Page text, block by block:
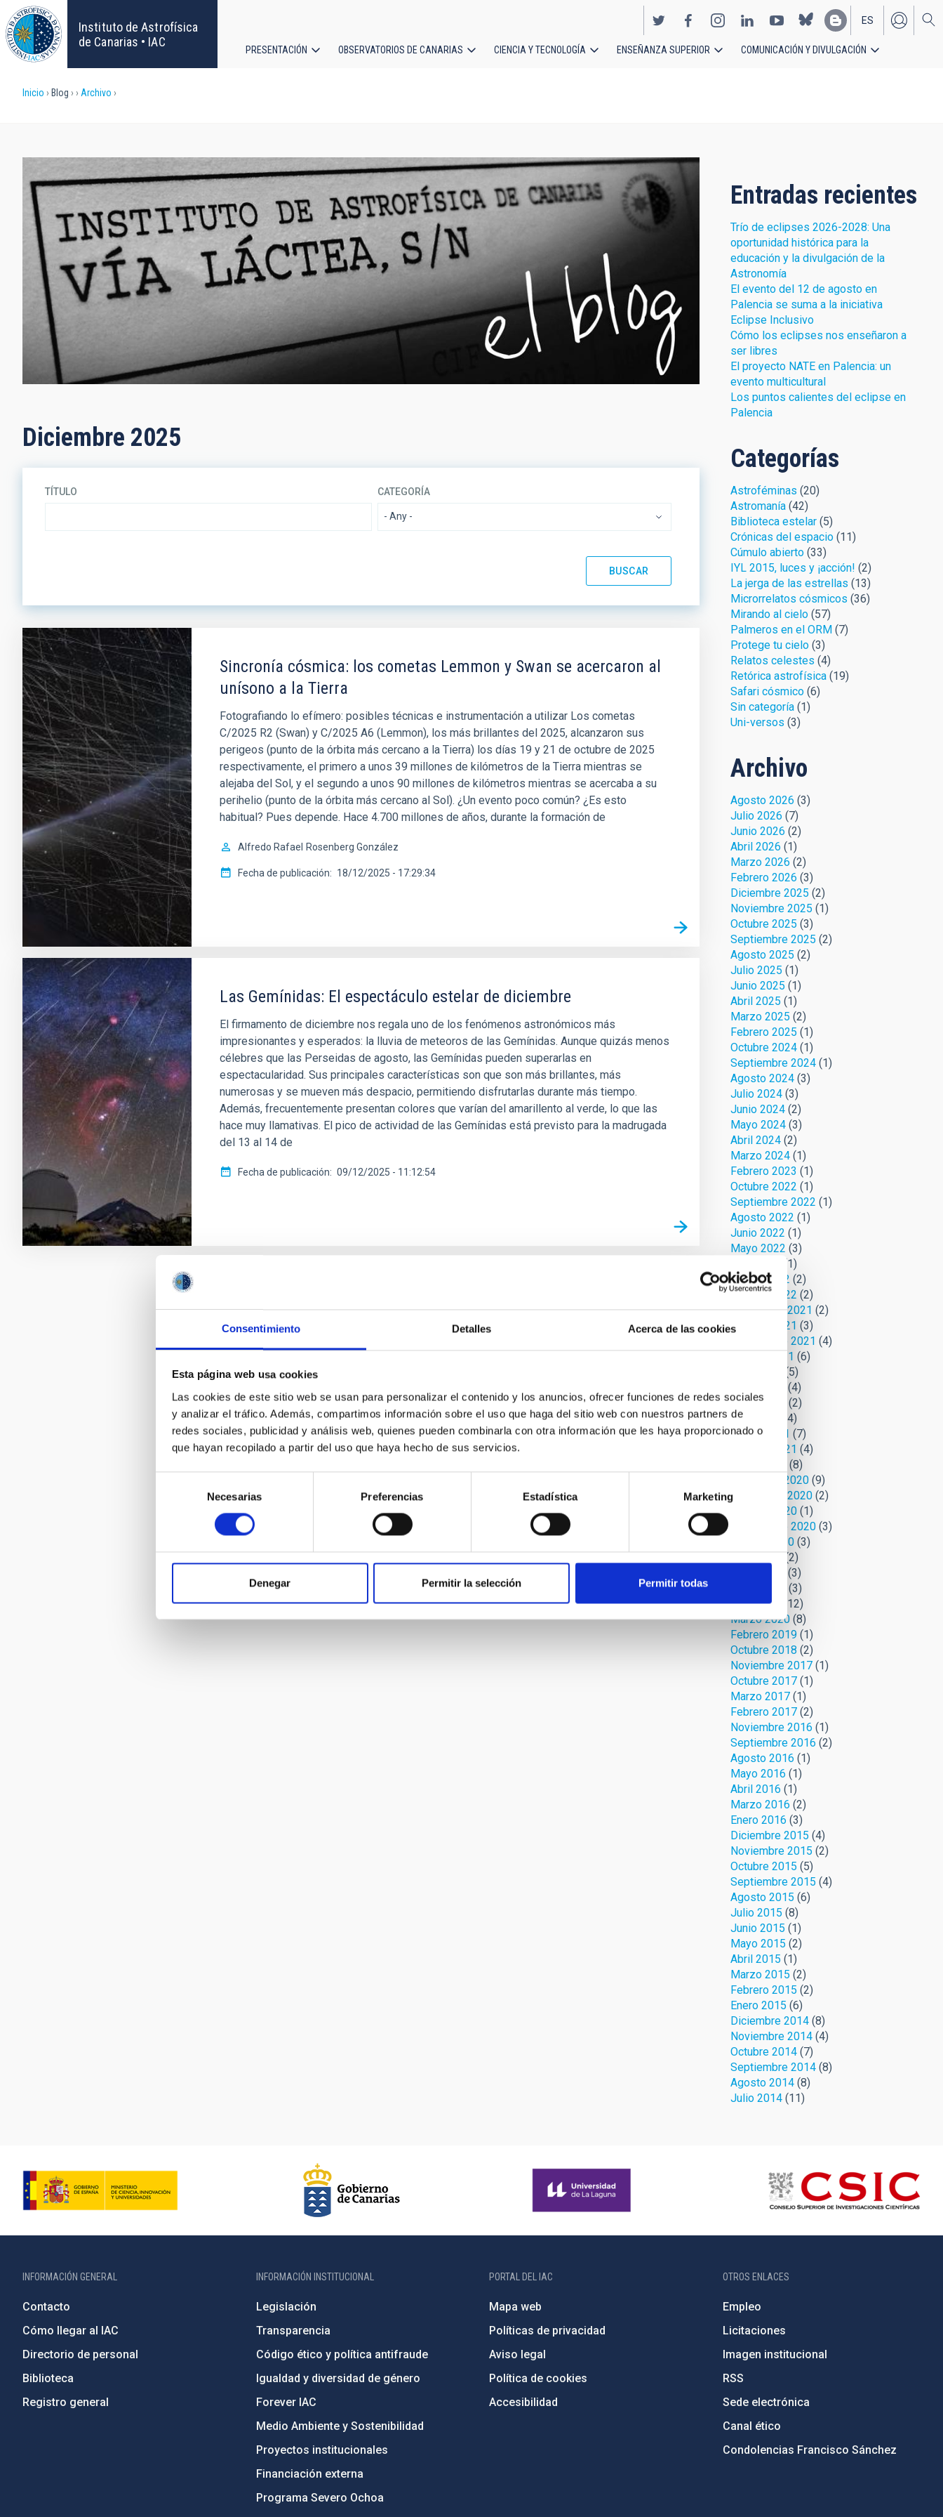
Consentimiento Detalles Acerca de las cookies
Esta página web usa cookies
Las cookies de este sitio web se usan para personalizar el contenido y los anuncios, ofrecer funciones de redes sociales
y analizar el tráfico. Además, compartimos información sobre el uso que haga del sitio web con nuestros partners de
redes sociales, publicidad y análisis web, quienes pueden combinarla con otra información que les haya proporcionado o
que hayan recopilado a partir del uso que haya hecho de sus servicios.
consentimiento
Necesarias Preferencias Estadística Marketing
Denegar Permitir la selección Permitir todas
Pasar
al
contenido
principal
Instituto de Astrofísica
de Canarias • IAC
EN
ES
PRESENTACIÓN OBSERVATORIOS DE CANARIAS CIENCIA Y TECNOLOGÍA ENSEÑANZA SUPERIOR COMUNICACIÓN Y DIVULGACIÓN
Sobrescribir
de
ayuda
a
la
navegación
Inicio Blog Archivo
Diciembre 2025
TÍTULO CATEGORÍA
Sincronía cósmica: los cometas Lemmon y Swan se acercaron al
unísono a la Tierra
Fotografiando lo efímero: posibles técnicas e instrumentación a utilizar Los cometas
C/2025 R2 (Swan) y C/2025 A6 (Lemmon), los más brillantes del 2025, alcanzaron sus
perigeos (punto de la órbita más cercano a la Tierra) los días 19 y 21 de octubre de 2025
respectivamente, el primero a unos 39 millones de kilómetros de la Tierra mientras se
alejaba del Sol, y el segundo a unos 90 millones de kilómetros mientras se acercaba a su
perihelio (punto de la órbita más cercano al Sol). ¿Un evento poco común? ¿Es esto
habitual? Pues depende. Hace 4.700 millones de años, durante la formación de
Alfredo Rafael Rosenberg González
Fecha de publicación 18/12/2025 - 17:29:34
Las Gemínidas: El espectáculo estelar de diciembre
El firmamento de diciembre nos regala uno de los fenómenos astronómicos más
impresionantes y esperados: la lluvia de meteoros de las Gemínidas. Aunque quizás menos
célebres que las Perseidas de agosto, las Gemínidas pueden superarlas en
espectacularidad. Sus principales características son que son más brillantes, más
numerosas y se mueven más despacio, permitiendo disfrutarlas durante más tiempo.
Además, frecuentemente presentan colores que varían del amarillento al verde, lo que las
hace muy llamativas. El pico de actividad de las Gemínidas está previsto para la madrugada
del 13 al 14 de
Fecha de publicación 09/12/2025 - 11:12:54
Entradas recientes
Trío de eclipses 2026-2028: Una
oportunidad histórica para la
educación y la divulgación de la
Astronomía
El evento del 12 de agosto en
Palencia se suma a la iniciativa
Eclipse Inclusivo
Cómo los eclipses nos enseñaron a
ser libres
El proyecto NATE en Palencia: un
evento multicultural
Los puntos calientes del eclipse en
Palencia
Categorías
Astroféminas (20)
Astromanía(42)
Biblioteca estelar(5)
Crónicas del espacio(11)
Cúmulo abierto(33)
IYL 2015, luces y ¡acción! (2)
La jerga de las estrellas (13)
Microrrelatos cósmicos (36)
Mirando al cielo(57)
Palmeros en el ORM(7)
Protege tu cielo(3)
Relatos celestes (4)
Retórica astrofísica(19)
Safari cósmico(6)
Sin categoría(1)
Uni-versos (3)
Archivo
Agosto 2026 (3)
Julio 2026 (7)
Junio 2026 (2)
Abril 2026 (1)
Marzo 2026 (2)
Febrero 2026 (3)
Diciembre 2025 (2)
Noviembre 2025 (1)
Octubre 2025 (3)
Septiembre 2025 (2)
Agosto 2025 (2)
Julio 2025 (1)
Junio 2025 (1)
Abril 2025 (1)
Marzo 2025 (2)
Febrero 2025 (1)
Octubre 2024(1)
Septiembre 2024(1)
Agosto 2024(3)
Julio 2024(3)
Junio 2024(2)
Mayo 2024(3)
Abril 2024(2)
Marzo 2024(1)
Febrero 2023 (1)
Octubre 2022 (1)
Septiembre 2022 (1)
Agosto 2022 (1)
Junio 2022 (1)
Mayo 2022 (3)
(1)
Marzo 2022 (2)
Febrero 2022 (2)
Noviembre 2021 (2)
Octubre 2021 (3)
Septiembre 2021 (4)
Agosto 2021 (6)
(5)
(4)
Mayo 2021
(2)
Abril 2021
(4)
Marzo 2021 (7)
Febrero 2021 (4)
(8)
Diciembre 2020(9)
Noviembre 2020(2)
Octubre 2020(1)
Septiembre 2020(3)
Agosto 2020(3)
(2)
(3)
(3)
Abril 2020
(12)
Marzo 2020(8)
Febrero 2019(1)
Octubre 2018 (2)
Noviembre 2017(1)
Octubre 2017(1)
Marzo 2017(1)
Febrero 2017(2)
Noviembre 2016 (1)
Septiembre 2016 (2)
Agosto 2016 (1)
Mayo 2016 (1)
Abril 2016 (1)
Marzo 2016 (2)
Enero 2016 (3)
Diciembre 2015 (4)
Noviembre 2015 (2)
Octubre 2015 (5)
Septiembre 2015 (4)
Agosto 2015 (6)
Julio 2015 (8)
Junio 2015 (1)
Mayo 2015 (2)
Abril 2015 (1)
Marzo 2015 (2)
Febrero 2015 (2)
Enero 2015 (6)
Diciembre 2014(8)
Noviembre 2014(4)
Octubre 2014(7)
Septiembre 2014(8)
Agosto 2014(8)
Julio 2014(11)
INFORMACIÓN GENERAL
Contacto
Cómo llegar al IAC
Directorio de personal
Biblioteca
Registro general
INFORMACIÓN INSTITUCIONAL
Legislación
Transparencia
Código ético y política antifraude
Igualdad y diversidad de género
Forever IAC
Medio Ambiente y Sostenibilidad
Proyectos institucionales
Financiación externa
Programa Severo Ochoa
PORTAL DEL IAC
Mapa web
Políticas de privacidad
Aviso legal
Política de cookies
Accesibilidad
OTROS ENLACES
Empleo
Licitaciones
Imagen institucional
RSS
Sede electrónica
Canal ético
Condolencias Francisco Sánchez